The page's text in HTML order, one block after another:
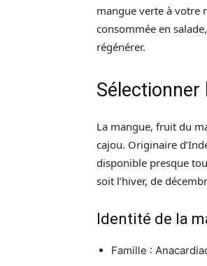
mangue verte à votre
consommée en
régénérer.
Sélectionner
La mangue, fruit du
cajou. Originaire
disponible presque
soit l’hiver, de
Identité de la
Famille :